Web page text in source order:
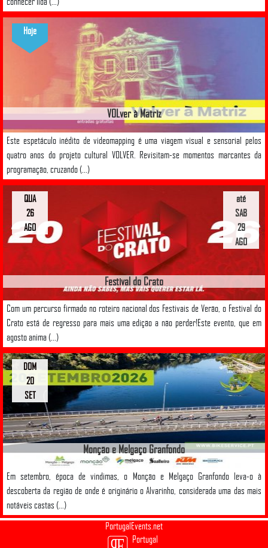
VOLver à Matriz
Este espetáculo inédito de videomapping é uma viagem visual e sensorial pelos
quatro anos do projeto cultural VOLVER. Revisitam-se momentos marcantes da
programação, cruzando (...)
Hoje
Festival do Crato
Com um percurso firmado no roteiro nacional dos Festivais de Verão, o Festival do
Crato está de regresso para mais uma edição a não perder!Este evento, que em
agosto anima (...)
até
SAB
29
AGO
QUA
26
AGO
Monção e Melgaço Granfondo
Em setembro, época de vindimas, o Monção e Melgaço Granfondo leva-o à
descoberta da região de onde é originário o Alvarinho, considerada uma das mais
notáveis castas (...)
DOM
20
SET
PortugalEvents.net
Portugal